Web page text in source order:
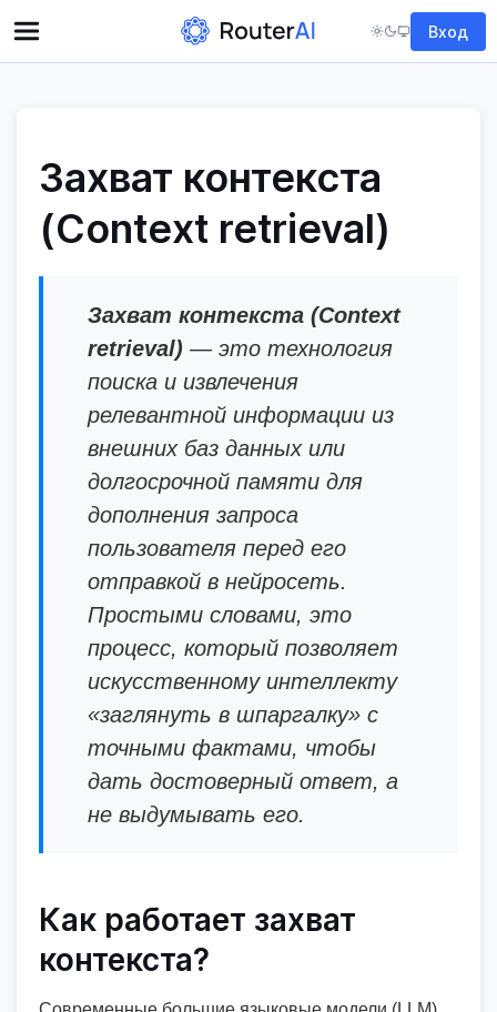
Вход
Захват контекста
(Context retrieval)
Захват контекста (Context
retrieval) — это технология
поиска и извлечения
релевантной информации из
внешних баз данных или
долгосрочной памяти для
дополнения запроса
пользователя перед его
отправкой в нейросеть.
Простыми словами, это
процесс, который позволяет
искусственному интеллекту
«заглянуть в шпаргалку» с
точными фактами, чтобы
дать достоверный ответ, а
не выдумывать его.
Как работает захват
контекста?